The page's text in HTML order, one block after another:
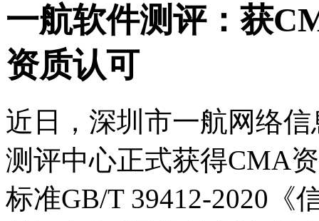
一航软件测评：获
资质认可
近日，深圳市一航网络
测评中心正式获得CMA
标准GB/T 39412-2020《